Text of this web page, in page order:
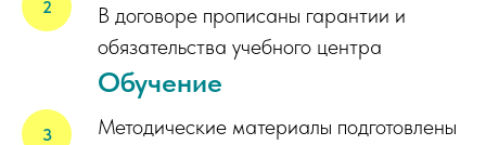
В договоре прописаны гарантии и
обязательства учебного центра
Обучение
Методические материалы подготовлены